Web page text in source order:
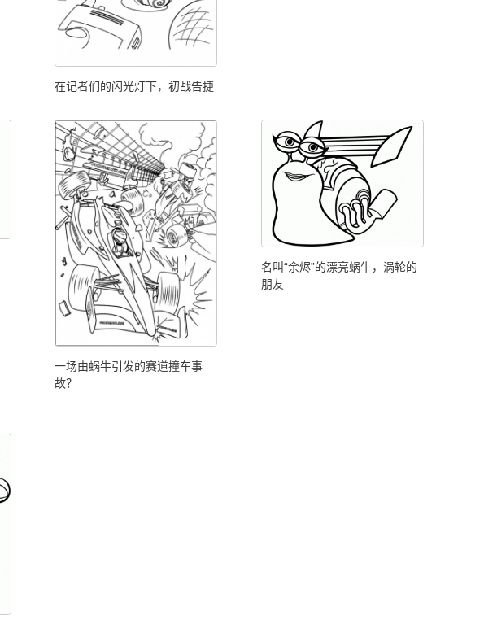
在记者们的闪光灯下，初战告捷
一场由蜗牛引发的赛道撞车事
故？
名叫“余烬”的漂亮蜗牛，涡轮的
朋友